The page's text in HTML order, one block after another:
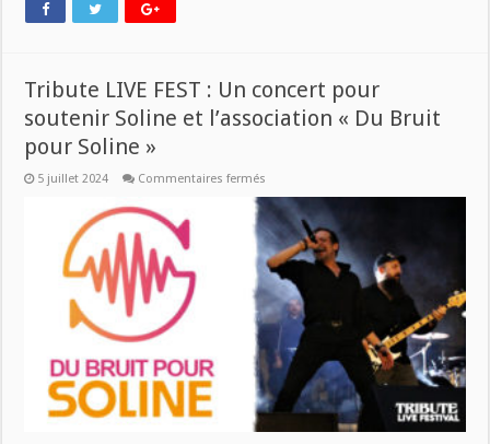
Tribute LIVE FEST : Un concert pour
soutenir Soline et l’association « Du Bruit
pour Soline »
5 juillet 2024 Commentaires fermés
LIVE
FEST
Un
concert
pour
soutenir
Soline
et
l’association
« Du
Bruit
pour
Soline »